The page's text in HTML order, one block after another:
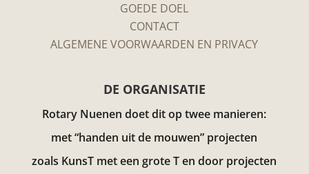
GOEDE DOEL
CONTACT
ALGEMENE VOORWAARDEN EN PRIVACY
DE ORGANISATIE
Rotary Nuenen doet dit op twee manieren:
met “handen uit de mouwen” projecten
zoals KunsT met een grote T en door projecten